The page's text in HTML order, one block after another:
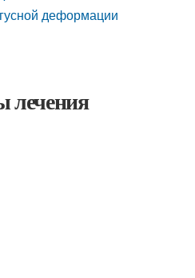
деформации
лечения